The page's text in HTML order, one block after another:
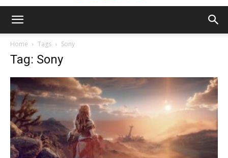
Botin
Home Tags Sony
Tag: Sony